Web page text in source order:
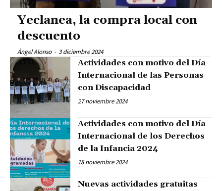
Yeclanea, la compra local con
descuento
Ángel Alonso - 3 diciembre 2024
Actividades con motivo del Día
Internacional de las Personas
con Discapacidad
27 noviembre 2024
Actividades con motivo del Día
Internacional de los Derechos
de la Infancia 2024
18 noviembre 2024
Nuevas actividades gratuitas